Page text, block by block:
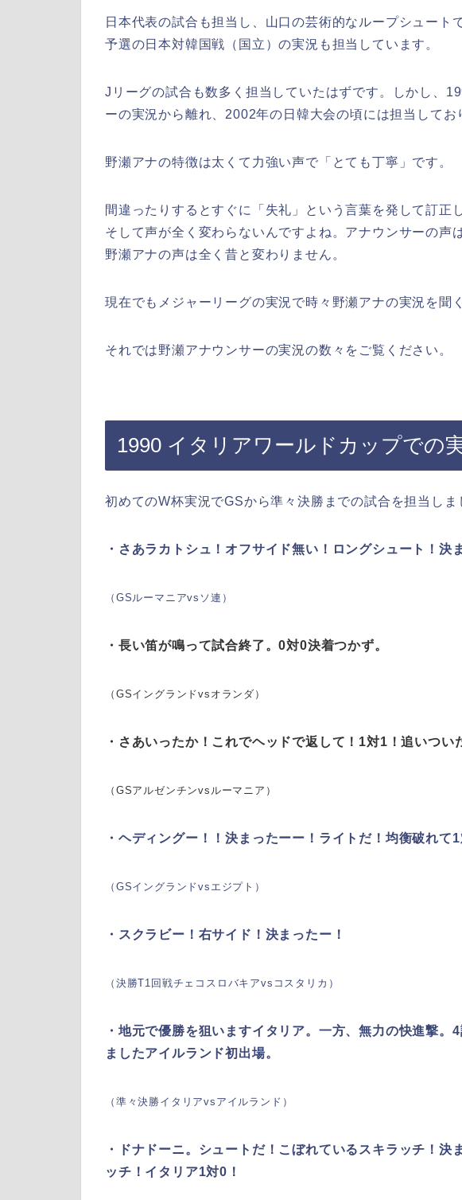
日本代表の試合も担当し、山口の芸術的なループシュート
予選の日本対韓国戦（国立）の実況も担当しています。
Jリーグの試合も数多く担当していたはずです。しかし、
ーの実況から離れ、2002年の日韓大会の頃には担当してお
野瀬アナの特徴は太くて力強い声で「とても丁寧」です。
間違ったりするとすぐに「失礼」という言葉を発して訂正
そして声が全く変わらないんですよね。アナウンサーの声
野瀬アナの声は全く昔と変わりません。
現在でもメジャーリーグの実況で時々野瀬アナの実況を聞
それでは野瀬アナウンサーの実況の数々をご覧ください。
1990 イタリアワールドカップでの
初めてのW杯実況でGSから準々決勝までの試合を担当しま
・さあラカトシュ！オフサイド無い！ロングシュート！決
（GSルーマニアvsソ連）
・長い笛が鳴って試合終了。0対0決着つかず。
（GSイングランドvsオランダ）
・さあいったか！これでヘッドで返して！1対1！追いつい
（GSアルゼンチンvsルーマニア）
・ヘディングー！！決まったーー！ライトだ！均衡破れて1
（GSイングランドvsエジプト）
・スクラビー！右サイド！決まったー！
（決勝T1回戦チェコスロバキアvsコスタリカ）
・地元で優勝を狙いますイタリア。一方、無力の快進撃。
ましたアイルランド初出場。
（準々決勝イタリアvsアイルランド）
・ドナドーニ。シュートだ！こぼれているスキラッチ！決
ッチ！イタリア1対0！